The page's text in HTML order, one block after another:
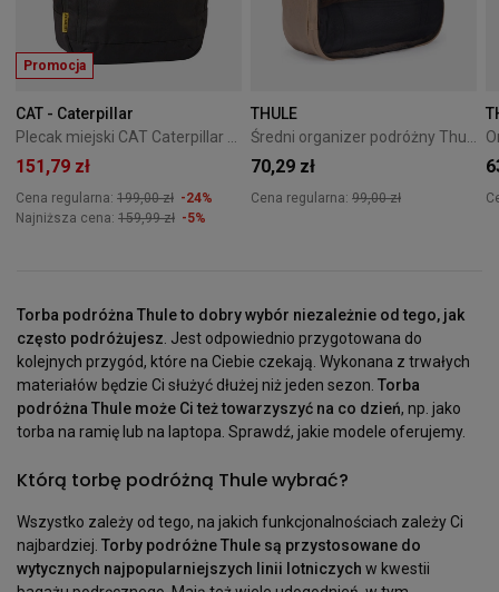
Promocja
CAT - Caterpillar
Plecak miejski CAT Caterpillar V-Power Cabin Cargo czarny
151,79 zł
Cena regularna: 199,00 zł -24%
Najniższa cena: 159,99 zł -5%
THULE
Średni organizer podróżny Thule Packing Cube M - gentle beige
70,29 zł
Cena regularna: 99,00 zł
Torba podróżna Thule to dobry wybór niezależnie od tego, jak
często podróżujesz. Jest odpowiednio przygotowana do
kolejnych przygód, które na Ciebie czekają. Wykonana z trwałych
materiałów będzie Ci służyć dłużej niż jeden sezon. Torba
podróżna Thule może Ci też towarzyszyć na co dzień, np. jako
torba na ramię lub na laptopa. Sprawdź, jakie modele oferujemy.
Którą torbę podróżną Thule wybrać?
Wszystko zależy od tego, na jakich funkcjonalnościach zależy Ci
najbardziej. Torby podróżne Thule są przystosowane do
wytycznych najpopularniejszych linii lotniczych w kwestii